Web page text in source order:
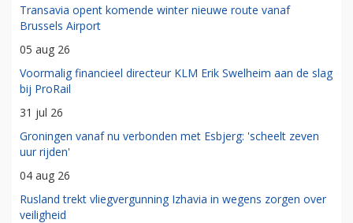
Transavia opent komende winter nieuwe route vanaf
Brussels Airport
05 aug 26
Voormalig financieel directeur KLM Erik Swelheim aan de slag
bij ProRail
31 jul 26
Groningen vanaf nu verbonden met Esbjerg: 'scheelt zeven
uur rijden'
04 aug 26
Rusland trekt vliegvergunning Izhavia in wegens zorgen over
veiligheid